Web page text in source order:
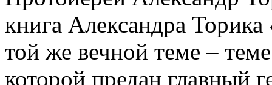
книга Александра Торика
той же вечной теме –
которой предан главный